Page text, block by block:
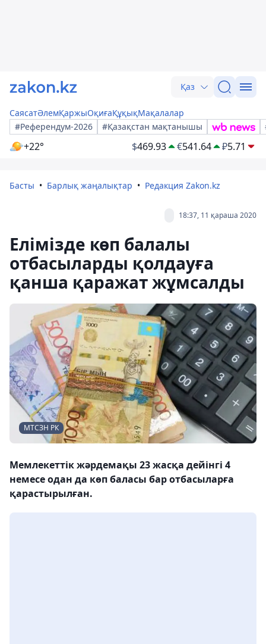
Қаз
СаясатӘлемҚаржыОқиғаҚұқықМақалалар
#Референдум-2026
#Қазақстан мақтанышы
+22° $469.93 €541.64 ₽5.71
Басты Барлық жаңалықтар Редакция Zakon.kz
18:37, 11 қараша 2020
Елімізде көп балалы
отбасыларды қолдауға
қанша қаражат жұмсалды
МТСЗН РК
Мемлекеттік жәрдемақы 23 жасқа дейінгі 4
немесе одан да көп баласы бар отбасыларға
қарастырылған.